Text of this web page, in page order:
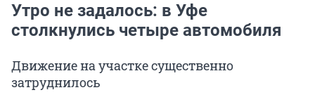
Утро не задалось: в Уфе
столкнулись четыре автомобиля
Движение на участке существенно
затруднилось